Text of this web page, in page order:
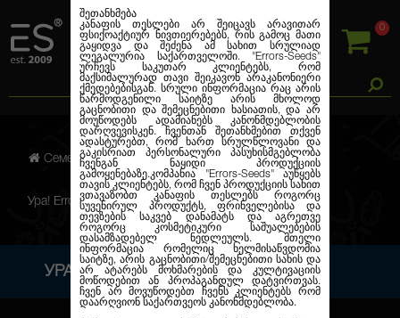
0
შეთანხმება
კანაფის თესლები არ შეიცავს არავითარ
ფსიქოაქტიურ ნივთიერებებს, რის გამოც მათი
გაყიდვა და შეძენა ამ სახით სრულიად
ლეგალურია საქართველოში. "Errors-Seeds"
ურჩევს საკუთარ კლიენტებს, რომ
მაქსიმალურად თავი შეიკავონ არაკანონიერი
ქმედებებისგან. სრული ინფორმაცია რაც არის
წარმოდგენილი საიტზე არის მხოლოდ
გაცნობითი და შემეცნებითი ხასიათის, და არ
მოუწოდებს ადამიანებს კანონმდებლობის
დარღვევისკენ. ჩვენთან შეთანხმებით თქვენ
ადასტურებთ, რომ ხართ სრულწლოვანი და
გაკისრიათ პერსონალური პასუხისმგებლობა
ჩვენგან ნაყიდი პროდუქციის
გამოყენებაზე.კომპანია
"Errors-Seeds" აუწყებს
თავის კლიენტებს, რომ ჩვენ პროდუქციის სახით
ვთავაზობთ კანაფის თესლებს როგორც
სუვენირულ პროდუქტს, ფრინველებისა და
თევზების საკვებ დანამატს და აგრეთვე
როგორც კოსმეტიკური საშუალებების
დასამზადებელ ნედლეულს. მთელი
ინფორმაცია რომელიც ხელმისაწვდომია
საიტზე, არის გაცნობითი/შემეცნებითი სახის და
არ ატარებს მოხმარების და კულტივაციის
მოწოდებით ან პროპაგანდულ დატვირთვას.
ჩვენ არ მოვუწოდებთ ჩვენს კლიენტებს რომ
დაარღვიონ საქართვეოს კანონმდებლობა.
Семена марихуаны Блог
Ура! Errors Seeds 9 лет!
УРА! ERRORS SEEDS 9 ЛЕТ!